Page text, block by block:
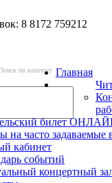
8 8172 759212
по каталогу Главная
билет
на часто задаваемые
кабинет
событий
концертный